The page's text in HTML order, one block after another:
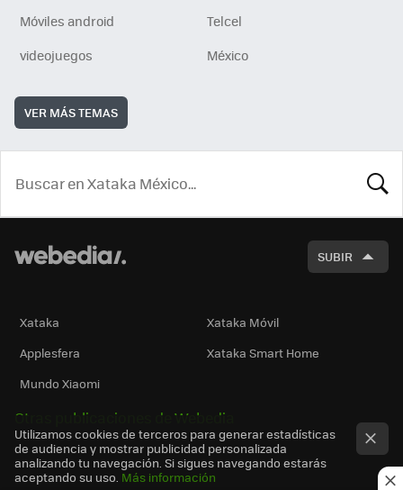
Móviles android
Telcel
videojuegos
México
VER MÁS TEMAS
SUBIR
Xataka
Xataka Móvil
Applesfera
Xataka Smart Home
Mundo Xiaomi
Otras publicaciones de Webedia
Utilizamos cookies de terceros para generar estadísticas
de audiencia y mostrar publicidad personalizada
analizando tu navegación. Si sigues navegando estarás
aceptando su uso. Más información